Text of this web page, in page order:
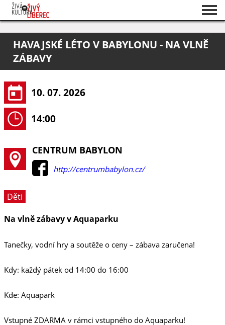
O projektu
Pořadatelé
HAVAJSKÉ LÉTO V BABYLONU - NA VLNĚ
ZÁBAVY
10. 07. 2026
14:00
CENTRUM BABYLON
http://centrumbabylon.cz/
Děti
Na vlně zábavy v Aquaparku
Tanečky, vodní hry a soutěže o ceny – zábava zaručena!
Kdy: každý pátek od 14:00 do 16:00
Kde: Aquapark
Vstupné ZDARMA v rámci vstupného do Aquaparku!